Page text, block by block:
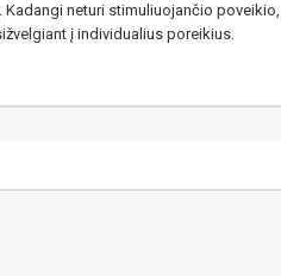
neturi stimuliuojančio
į individualius poreikius.